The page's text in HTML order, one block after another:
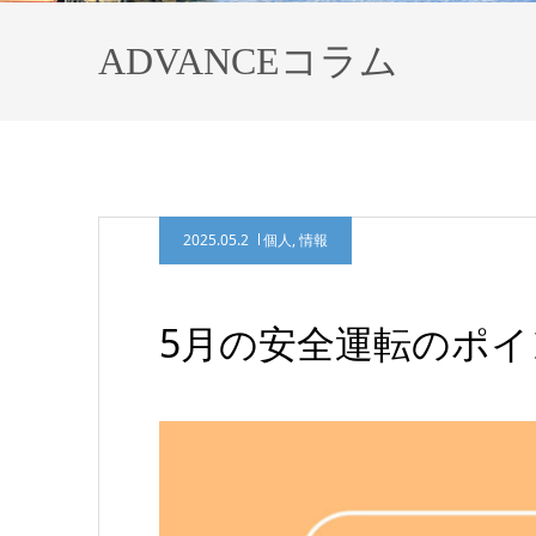
ADVANCEコラム
2025.05.2 個人,情報
5月の安全運転のポ